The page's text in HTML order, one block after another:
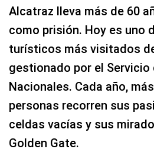
Alcatraz lleva más de 60
como prisión. Hoy es uno
turísticos más visitados
gestionado por el Servicio
Nacionales. Cada año,
personas recorren sus
celdas vacías y sus
Golden Gate.